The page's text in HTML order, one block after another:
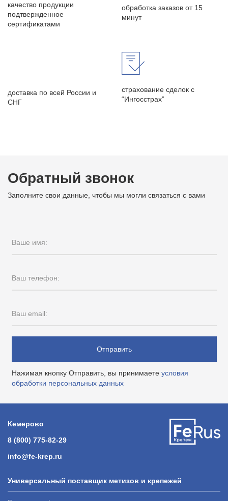
качество продукции
подтвержденное
сертификатами
обработка заказов от 15
минут
доставка по всей России и
СНГ
страхование сделок с
“Ингосстрах”
Обратный звонок
Заполните свои данные, чтобы мы могли связаться с вами
Ваше имя:
Ваш телефон:
Ваш email:
Отправить
Нажимая кнопку Отправить, вы принимаете условия
обработки персональных данных
Кемерово
8 (800) 775-82-29
info@fe-krep.ru
Универсальный поставщик метизов и крепежей